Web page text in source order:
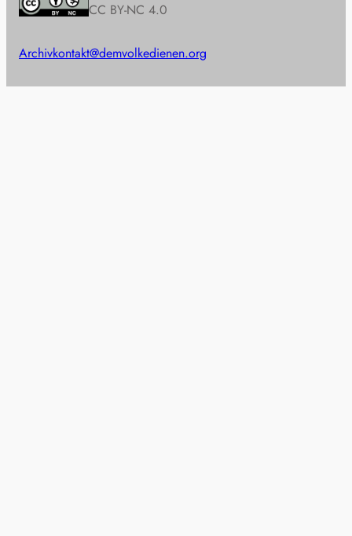
CC BY-NC 4.0
Archivkontakt@demvolkedienen.org